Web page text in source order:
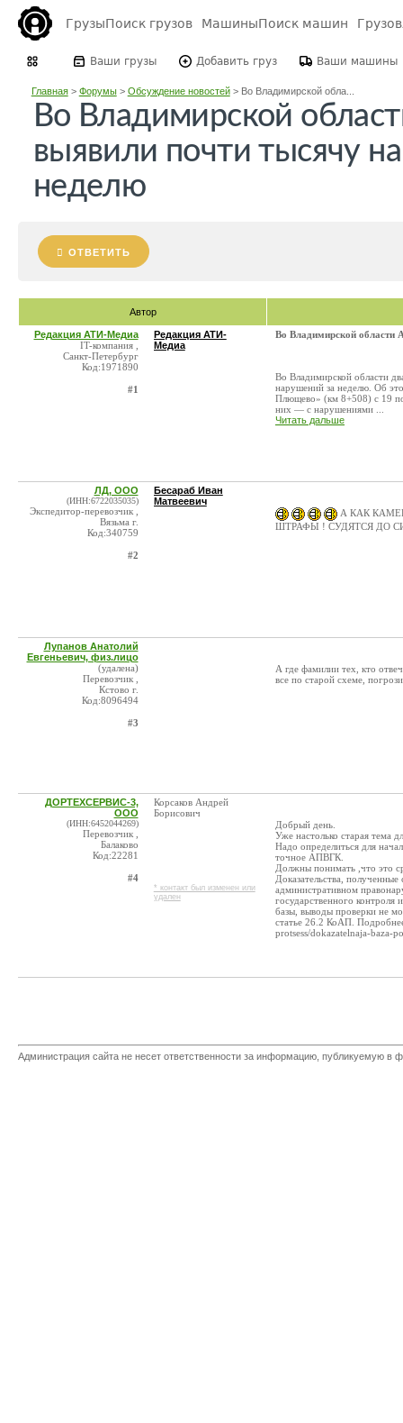
ГрузыПоиск грузов МашиныПоиск машин
Ваши грузы Добавить груз Ваши машины
Главная> Форумы> Обсуждение новостей> Во Владимирской обла...
Во Владимирской
выявили почти тысячу
неделю
ОТВЕТИТЬ
Автор
Редакция АТИ-Медиа
IT-компания ,
Санкт-Петербург
Код:1971890
#1
Редакция АТИ-
Медиа
Во Владимирской области
Во Владимирской области
нарушений за неделю. Об
Плющево» (км 8+508) с 19 по
них — с нарушениями ...
Читать дальше
ЛД, ООО
(ИНН:6722035035)
Экспедитор-перевозчик ,
Вязьма г.
Код:340759
#2
Бесараб Иван
Матвеевич
А КАК
ШТРАФЫ ! СУДЯТСЯ ДО
Лупанов Анатолий
Евгеньевич, физ.лицо
(удалена)
Перевозчик ,
Кстово г.
Код:8096494
#3
А где фамилии тех, кто
все по старой схеме,
ДОРТЕХСЕРВИС-3,
ООО
(ИНН:6452044269)
Перевозчик ,
Балаково
Код:22281
#4
Корсаков Андрей
Борисович
* контакт был изменен или
удален
Добрый день.
Уже настолько старая тема
Надо определиться для
точное АПВГК.
Должны понимать ,что это
Доказательства,
административном
государственного контроля
базы, выводы проверки не
статье 26.2 КоАП.
protsess/dokazatelnaja-baza-
Администрация сайта не несет ответственности за информацию, публикуемую